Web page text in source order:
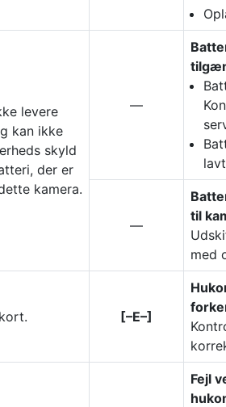
levere
kan ikke
skyld
der er
kamera.
—
—
til
med
[–E–]
Fejl